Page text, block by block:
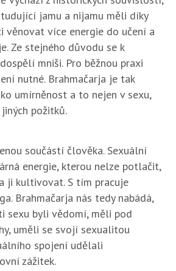
jamu a nijamu měli díky
věnovat více energie do učení a
Ze stejného důvodu se k
mniši. Pro běžnou praxi
nutné. Brahmačarja je tak
umírněnost a to nejen v sexu,
požitků.
součástí člověka. Sexuální
energie, kterou nelze potlačit,
ji kultivovat. S tím pracuje
Brahmačarja nás tedy nabádá,
sexu byli vědomí, měli pod
uměli se svojí sexualitou
spojení udělali
zážitek.